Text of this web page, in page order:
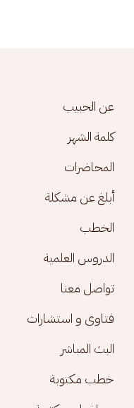
Footer menu
عن الحبيب
كلمة الشهر
المحاضرات
أبلغ عن مشكلة
الخطب
الدروس العلمية
تواصل معنا
فتاوى و استشارات
البث المباشر
خطب مكتوبة